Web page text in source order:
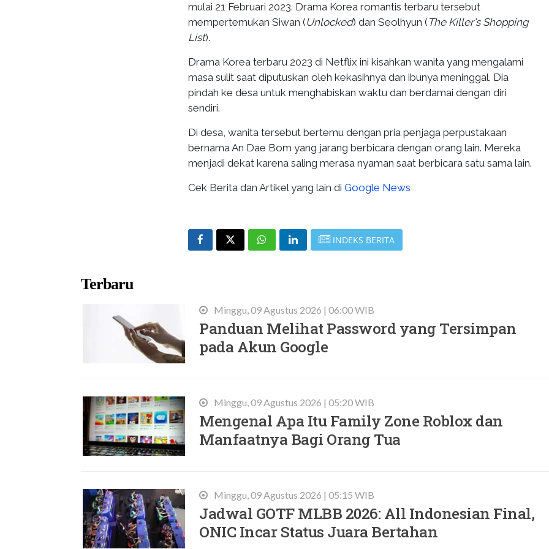
mulai 21 Februari 2023. Drama Korea romantis terbaru tersebut
mempertemukan Siwan (Unlocked) dan Seolhyun ( The Killer's Shopping
List).
Drama Korea terbaru 2023 di Netflix ini kisahkan wanita yang mengalami
masa sulit saat diputuskan oleh kekasihnya dan ibunya meninggal. Dia
pindah ke desa untuk menghabiskan waktu dan berdamai dengan diri
sendiri.
Di desa, wanita tersebut bertemu dengan pria penjaga perpustakaan
bernama An Dae Bom yang jarang berbicara dengan orang lain. Mereka
menjadi dekat karena saling merasa nyaman saat berbicara satu sama lain.
Cek Berita dan Artikel yang lain di Google News
INDEKS BERITA
Terbaru
Minggu, 09 Agustus 2026 | 06:00 WIB
Panduan Melihat Password yang Tersimpan
pada Akun Google
Minggu, 09 Agustus 2026 | 05:20 WIB
Mengenal Apa Itu Family Zone Roblox dan
Manfaatnya Bagi Orang Tua
Minggu, 09 Agustus 2026 | 05:15 WIB
Jadwal GOTF MLBB 2026: All Indonesian Final,
ONIC Incar Status Juara Bertahan